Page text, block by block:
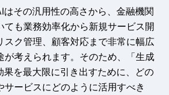
はその汎用性の高さから、金融機関
ても業務効率化から新規サービス開
スク管理、顧客対応まで非常に幅広
が考えられます。そのため、「生成
果を最大限に引き出すために、どの
サービスにどのように活用すべき